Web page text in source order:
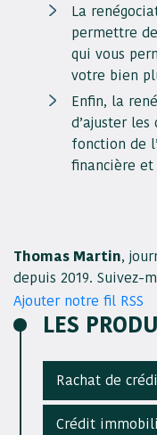
La
permettre
qui vous
votre bien
Enfin, la
d’ajuster
fonction de
financière et
Thomas Martin,
depuis 2019. Suivez-
Ajouter notre fil RSS
LES
Rachat de
Crédit